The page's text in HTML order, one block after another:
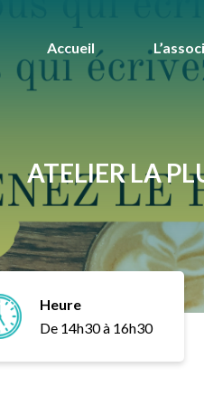
Accueil
ATELIER LA
Heure
De 14h30 à 16h30